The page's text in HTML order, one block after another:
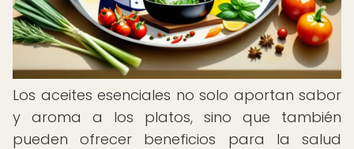
Los aceites esenciales no solo aportan sabor
y aroma a los platos, sino que también
pueden ofrecer beneficios para la salud